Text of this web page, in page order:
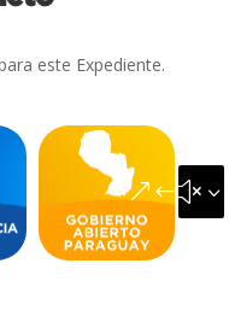
este Expediente.